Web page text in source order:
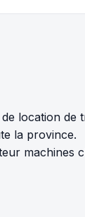
location
la province.
machines